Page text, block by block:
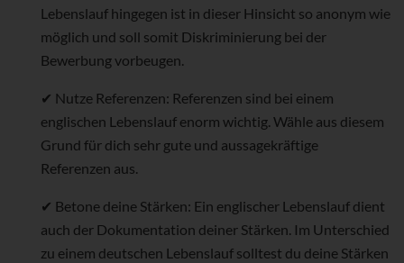
Lebenslauf hingegen ist in dieser Hinsicht so anonym wie
möglich und soll somit Diskriminierung bei der
Bewerbung vorbeugen.
✔ Nutze Referenzen: Referenzen sind bei einem
englischen Lebenslauf enorm wichtig. Wähle aus diesem
Grund für dich sehr gute und aussagekräftige
Referenzen aus.
✔ Betone deine Stärken: Ein englischer Lebenslauf dient
auch der Dokumentation deiner Stärken. Im Unterschied
zu einem deutschen Lebenslauf solltest du deine Stärken